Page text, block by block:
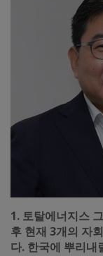
1. 토탈에너지스
후 현재 3개의 자
다. 한국에 뿌리내